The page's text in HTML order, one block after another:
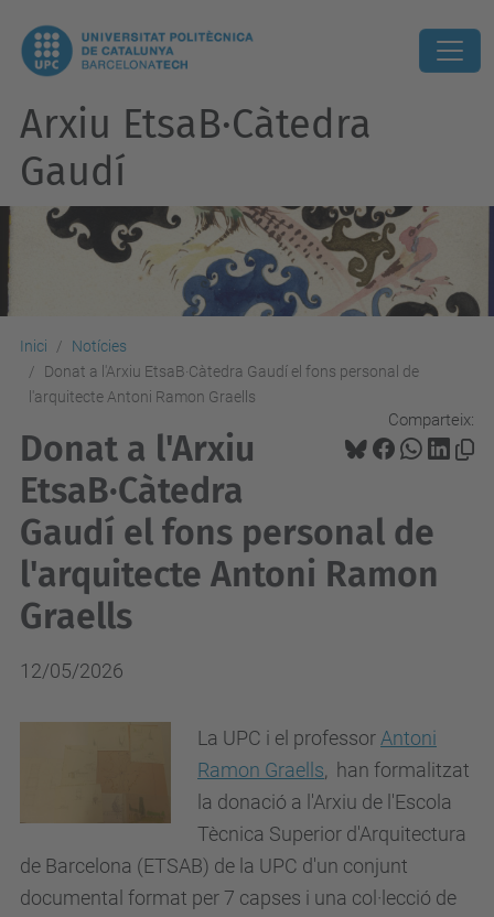
Arxiu EtsaB·Càtedra
Gaudí
Inici
Notícies
Donat a l'Arxiu EtsaB·Càtedra Gaudí el fons personal de
l'arquitecte Antoni Ramon Graells
Comparteix:
Donat a l'Arxiu
EtsaB·Càtedra
Gaudí el fons personal de
l'arquitecte Antoni Ramon
Graells
12/05/2026
La UPC i el professor Antoni
Ramon Graells, han formalitzat
la donació a l'Arxiu de l'Escola
Tècnica Superior d'Arquitectura
de Barcelona (ETSAB) de la UPC d'un conjunt
documental format per 7 capses i una col·lecció de